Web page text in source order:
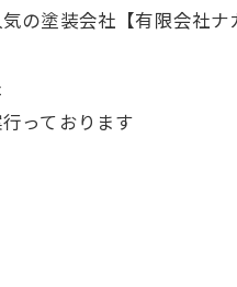
の塗装会社【有限会社
っております